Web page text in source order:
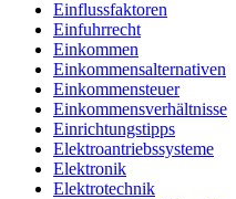
Einflussfaktoren
Einfuhrrecht
Einkommen
Einkommensalternativen
Einkommensteuer
Einkommensverhältnisse
Einrichtungstipps
Elektroantriebssysteme
Elektronik
Elektrotechnik